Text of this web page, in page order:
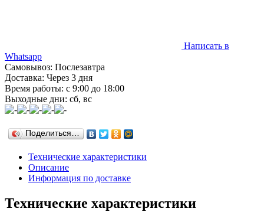
Написать в
Whatsapp
Самовывоз: Послезавтра
Доставка: Через 3 дня
Время работы: с 9:00 до 18:00
Выходные дни: сб, вс
Поделиться…
Технические характеристики
Описание
Информация по доставке
Технические характеристики